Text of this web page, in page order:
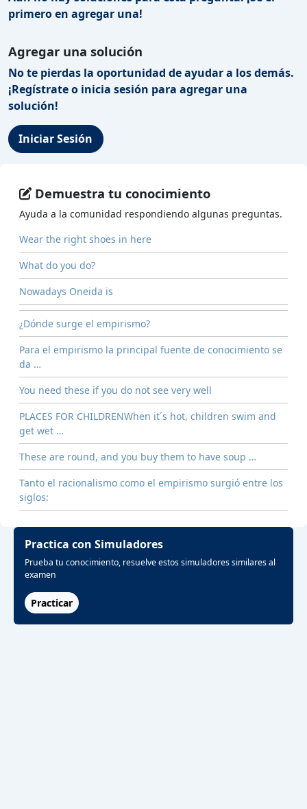
primero en agregar una!
Agregar una solución
No te pierdas la oportunidad de ayudar a los demás.
¡Regístrate o inicia sesión para agregar una
solución!
Iniciar Sesión
Demuestra tu conocimiento
Ayuda a la comunidad respondiendo algunas preguntas.
Wear the right shoes in here
What do you do?
Nowadays Oneida is
¿Dónde surge el empirismo?
Para el empirismo la principal fuente de conocimiento se
da …
You need these if you do not see very well
PLACES FOR CHILDRENWhen it´s hot, children swim and
get wet …
These are round, and you buy them to have soup …
Tanto el racionalismo como el empirismo surgió entre los
siglos:
Practica con Simuladores
Prueba tu conocimiento, resuelve estos simuladores similares al
examen
Practicar